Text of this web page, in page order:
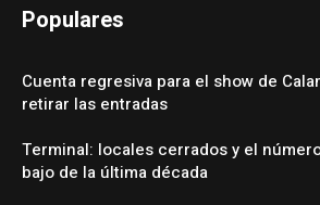
Populares
Cuenta regresiva para el show de
retirar las entradas
Terminal: locales cerrados y el
bajo de la última década